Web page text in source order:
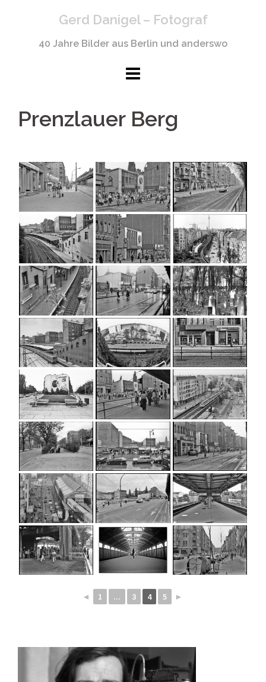
Gerd Danigel – Fotograf
40 Jahre Bilder aus Berlin und anderswo
Prenzlauer Berg
◄ 1 ... 3 4 5 ►